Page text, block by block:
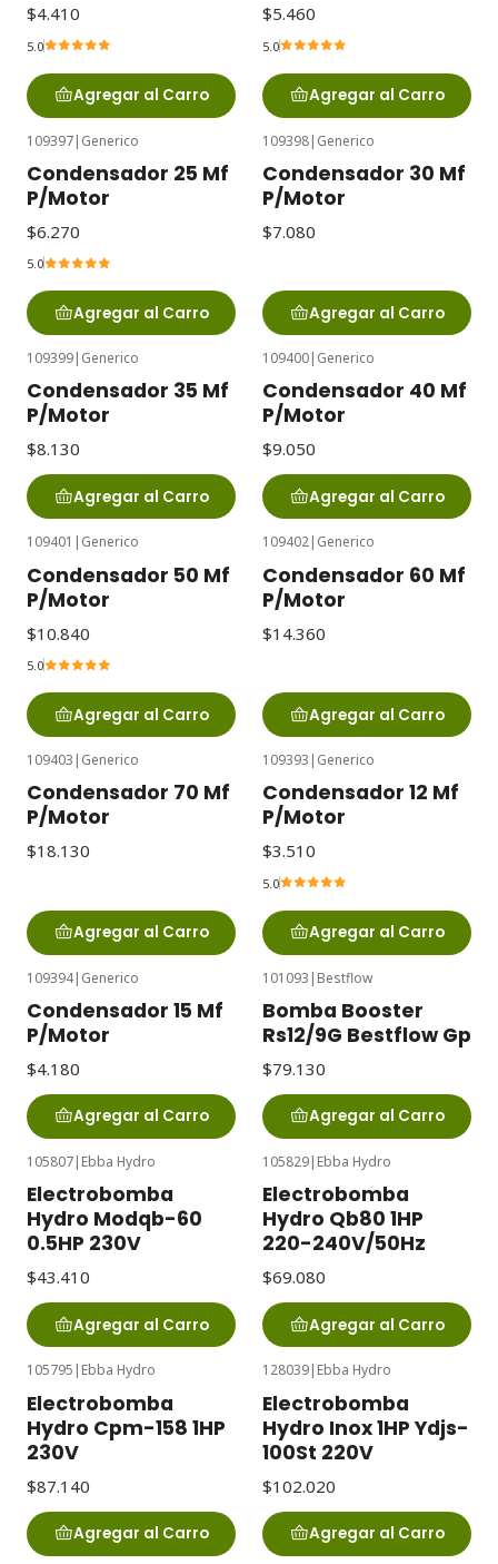
$4.410
5.0
Agregar al Carro
$5.460
5.0
Agregar al Carro
109397| Generico
Condensador 25 Mf
P/Motor
$6.270
5.0
Agregar al Carro
109398| Generico
Condensador 30 Mf
P/Motor
$7.080
Agregar al Carro
109399| Generico
Condensador 35 Mf
P/Motor
$8.130
Agregar al Carro
109400| Generico
Condensador 40 Mf
P/Motor
$9.050
Agregar al Carro
109401 Generico
Condensador 50 Mf
P/Motor
$10.840
5.0
Agregar al Carro
109402 Generico
Condensador 60 Mf
P/Motor
$14.360
Agregar al Carro
109403 | Generico
Condensador 70 Mf
P/Motor
$18.130
Agregar al Carro
109393 | Generico
Condensador 12 Mf
P/Motor
$3.510
5.0
Agregar al Carro
109394| Generico
Condensador 15 Mf
P/Motor
$4.180
Agregar al Carro
101093 | Bestflow
Bomba Booster
Rs12/9G Bestflow Gp
$79.130
Agregar al Carro
105807| Ebba Hydro
Electrobomba
Hydro Modqb-60
0.5HP 230V
$43.410
Agregar al Carro
105829| Ebba Hydro
Electrobomba
Hydro Qb80 1HP
220-240V/50Hz
$69.080
Agregar al Carro
105795 | Ebba Hydro
Electrobomba
Hydro Cpm-158 1HP
230V
$87.140
Agregar al Carro
128039| Ebba Hydro
Electrobomba
Hydro Inox 1HP Ydjs-
100St 220V
$102.020
Agregar al Carro